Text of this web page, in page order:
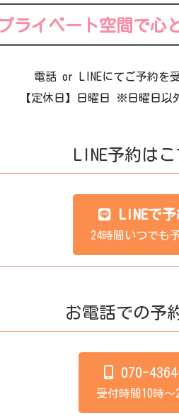
ライベート空間で心
電話 or LINEにてご予約を
【定休日】日曜日 ※日曜日以
LINE予約は
LINEで
24時間いつでも
お電話での予
070-
受付時間10時～